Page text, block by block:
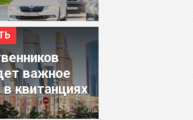
важное
квитанциях